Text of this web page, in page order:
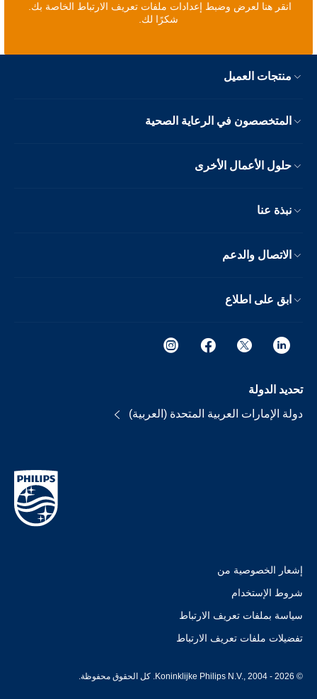
انقر هنا لعرض وضبط إعدادات ملفات تعريف الارتباط الخاصة بك.
شكرًا لك.
منتجات العميل
المتخصصون في الرعاية الصحية
حلول الأعمال الأخرى
نبذة عنا
الاتصال والدعم
ابق على اطلاع
تحديد الدولة
دولة الإمارات العربية المتحدة (العربية)
إشعار الخصوصية من
شروط الإستخدام
سياسة بملفات تعريف الارتباط
تفضيلات ملفات تعريف الارتباط
© Koninklijke Philips N.V., 2004 - 2026. كل الحقوق محفوظة.